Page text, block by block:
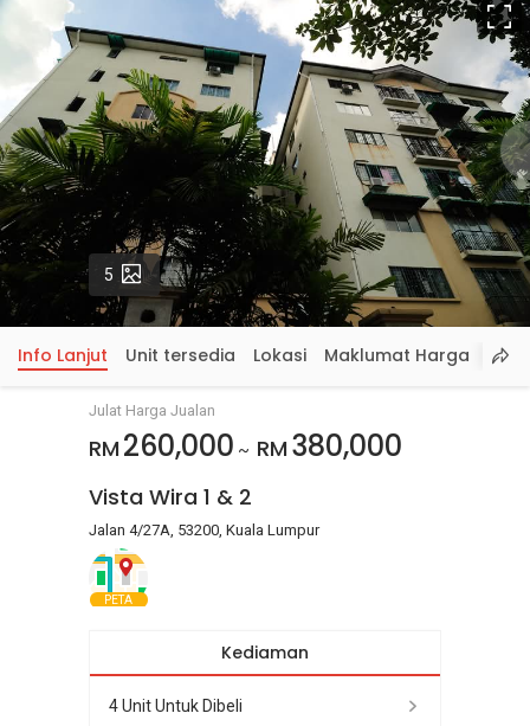
5 Gambar
Info Lanjut Unit tersedia Lokasi Maklumat Harga
Julat Harga Jualan
RM 260,000 ~ RM 380,000
Vista Wira 1 & 2
Jalan 4/27A, 53200, Kuala Lumpur
PETA
Kediaman
4 Unit Untuk Dibeli